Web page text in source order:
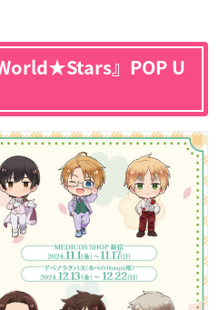
』POP U